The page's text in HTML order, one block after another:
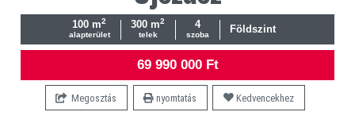
Megosztás nyomtatás Kedvencekhez
100 m2
alapterület
300 m2
telek
4
szoba Földszint
69 990 000 Ft